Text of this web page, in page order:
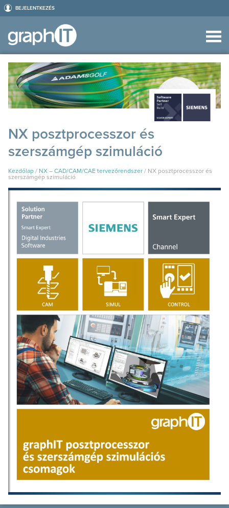
BEJELENTKEZÉS
NX posztprocesszor és
szerszámgép szimuláció
Kezdőlap / NX – CAD/CAM/CAE tervezőrendszer / NX posztprocesszor és
szerszámgép szimuláció